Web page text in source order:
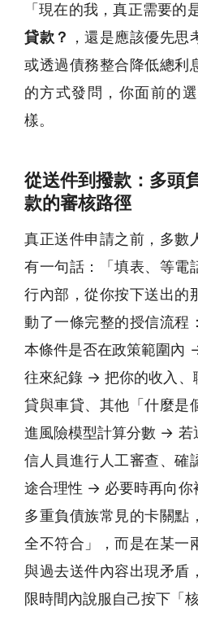
「現在的我，真正需要的
貸款？
，還是應該優先思
或透過債務整合降低總利
的方式發問，你面前的
樣。
從送件到撥款：多頭
款的審核路徑
真正送件申請之前，多數
有一句話：「填表、等電
行內部，從你按下送出的
動了一條完整的授信流程
本條件是否在政策範圍內
往來紀錄 → 把你的收入、
貸與車貸、其他「什麼是
進風險模型計算分數 → 若
信人員進行人工審查、確
途合理性 → 必要時再向你
多重負債族常見的卡關點
全不符合」，而是在某一
與過去送件內容出現矛盾
限時間內說服自己按下「核